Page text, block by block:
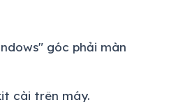
góc phải màn
cài trên máy.